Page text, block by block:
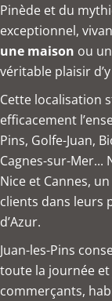
Pinède et du
exceptionnel,
une maison ou un
véritable plaisir
Cette localisation
efficacement
Pins, Golfe-Juan,
Cagnes-sur-
Nice et Cannes,
clients dans leurs
d’Azur.
Juan-les-Pins
toute la journée
commerçants,